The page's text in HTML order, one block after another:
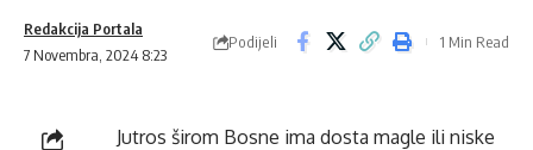
7 Novembra, 2024 8:23
Redakcija Portala
Podijeli 1 Min Read
Jutros širom Bosne ima dosta magle ili niske